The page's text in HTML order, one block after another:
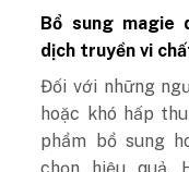
Bổ sung magie
dịch truyền vi
Đối với những
hoặc khó hấp
phẩm bổ sung